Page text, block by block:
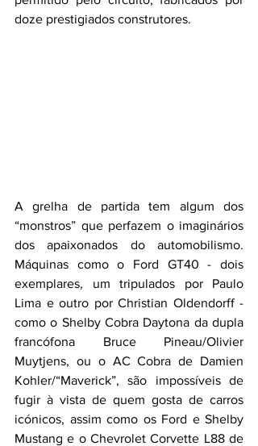
doze prestigiados construtores.
A grelha de partida tem algum dos
“monstros” que perfazem o imaginários
dos apaixonados do automobilismo.
Máquinas como o Ford GT40 - dois
exemplares, um tripulados por Paulo
Lima e outro por Christian Oldendorff -
como o Shelby Cobra Daytona da dupla
francófona Bruce Pineau/Olivier
Muytjens, ou o AC Cobra de Damien
Kohler/“Maverick”, são impossíveis de
fugir à vista de quem gosta de carros
icónicos, assim como os Ford e Shelby
Mustang e o Chevrolet Corvette L88 de